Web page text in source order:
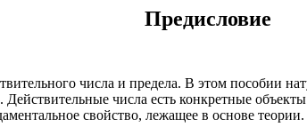
Предисловие
числа и предела. В этом пособии
числа есть конкретные
свойство, лежащее в основе теории.